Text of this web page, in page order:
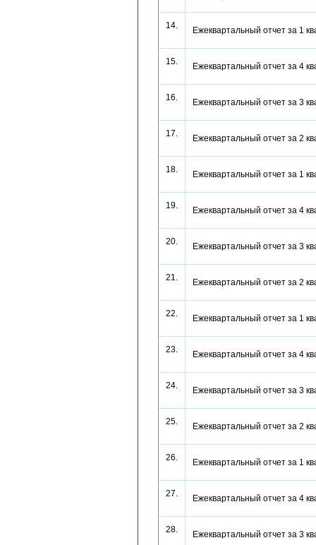
14. Ежеквартальный отчет за 1
15. Ежеквартальный отчет за 4
16. Ежеквартальный отчет за 3
17. Ежеквартальный отчет за 2
18. Ежеквартальный отчет за 1
19. Ежеквартальный отчет за 4
20. Ежеквартальный отчет за 3
21. Ежеквартальный отчет за 2
22. Ежеквартальный отчет за 1
23. Ежеквартальный отчет за 4
24. Ежеквартальный отчет за 3
25. Ежеквартальный отчет за 2
26. Ежеквартальный отчет за 1
27. Ежеквартальный отчет за 4
28. Ежеквартальный отчет за 3